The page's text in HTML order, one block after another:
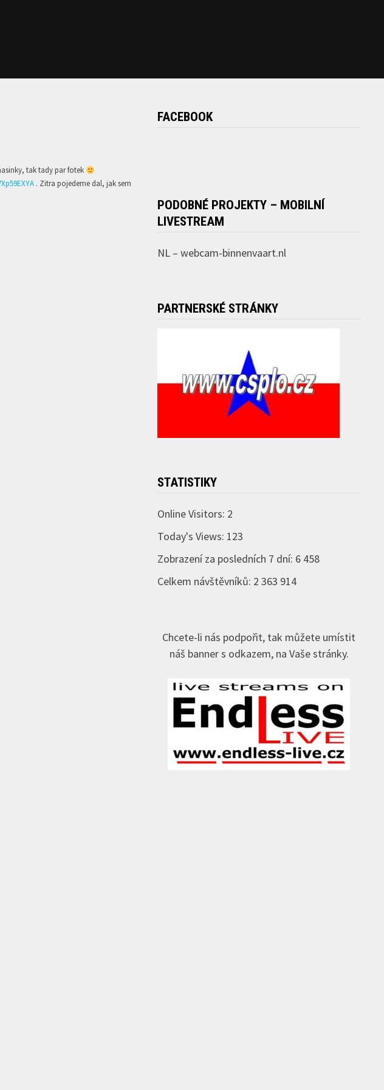
tak tady par fotek
. Zitra pojedeme dal, jak sem
FACEBOOK
PODOBNÉ PROJEKTY – MOBILNÍ
LIVESTREAM
NL – webcam-binnenvaart.nl
PARTNERSKÉ STRÁNKY
STATISTIKY
Online Visitors: 2
Today's Views: 123
Zobrazení za posledních 7 dní: 6 458
Celkem návštěvníků: 2 363 914
Chcete-li nás podpořit, tak můžete umístit
náš banner s odkazem, na Vaše stránky.